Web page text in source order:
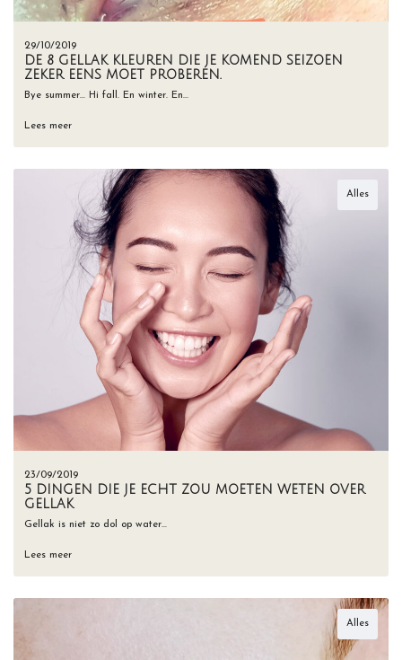
29/10/2019
DE 8 GELLAK KLEUREN DIE JE KOMEND SEIZOEN
ZEKER EENS MOET PROBEREN.
Bye summer… Hi fall. En winter. En…
Lees meer
Alles
23/09/2019
5 DINGEN DIE JE ECHT ZOU MOETEN WETEN OVER
GELLAK
Gellak is niet zo dol op water…
Lees meer
Alles